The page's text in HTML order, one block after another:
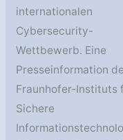
internationalen
Cybersecurity-
Wettbewerb. Eine
Presseinformation
Fraunhofer-Instituts
Sichere